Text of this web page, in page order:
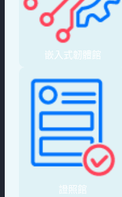
嵌入式韌體館
證照館